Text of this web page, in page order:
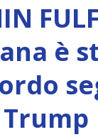
che
efficiente.
simulare
Può
è